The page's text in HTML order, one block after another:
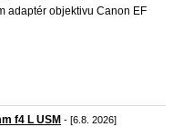
adaptér objektivu Canon EF
f4 L USM - [6.8. 2026]